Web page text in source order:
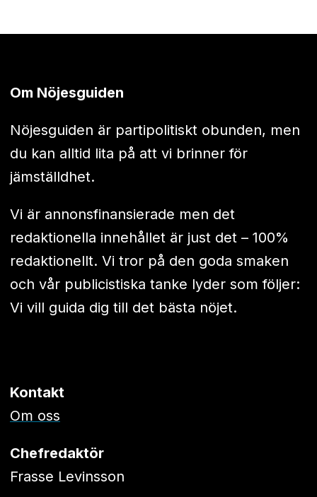
Om Nöjesguiden
Nöjesguiden är partipolitiskt obunden, men
du kan alltid lita på att vi brinner för
jämställdhet.
Vi är annonsfinansierade men det
redaktionella innehållet är just det – 100%
redaktionellt. Vi tror på den goda smaken
och vår publicistiska tanke lyder som följer:
Vi vill guida dig till det bästa nöjet.
Kontakt
Om oss
Chefredaktör
Frasse Levinsson